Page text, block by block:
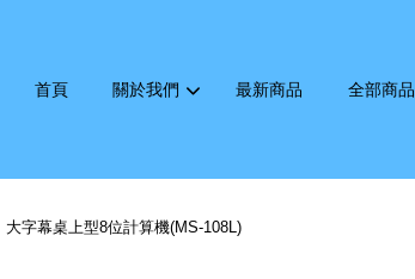
首頁 關於我們 最新商品 全部商品
大字幕桌上型8位計算機(MS-108L)